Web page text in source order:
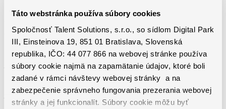
Táto webstránka používa súbory cookies
Spoločnosť Talent Solutions, s.r.o., so sídlom Digital Park
III, Einsteinova 19, 851 01 Bratislava, Slovenská
republika, IČO: 44 077 866 na webovej stránke používa
súbory cookie najmä na zapamätanie údajov, ktoré boli
zadané v rámci návštevy webovej stránky a na
zabezpečenie správneho fungovania prezerania webovej
stránky a jej funkcionalít. Súbory cookie môžu byť
brutto/mesiac
– Výborný podporujúci sa kolektív
– Motivačné finančné ohodnotenie